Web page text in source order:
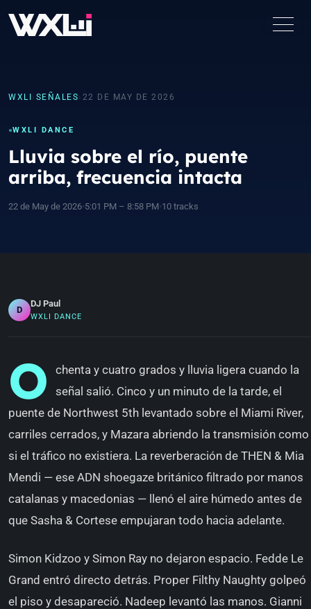
WXLI › SEÑALES › 22 DE MAY DE 2026
WXLI DANCE
Lluvia sobre el río, puente
arriba, frecuencia intacta
22 de May de 2026•5:01 PM – 8:58 PM•10 tracks
D
DJ Paul
WXLI DANCE
O
chenta y cuatro grados y lluvia ligera cuando la
señal salió. Cinco y un minuto de la tarde, el
puente de Northwest 5th levantado sobre el Miami River,
carriles cerrados, y Mazara abriendo la transmisión como
si el tráfico no existiera. La reverberación de THEN & Mia
Mendi — ese ADN shoegaze británico filtrado por manos
catalanas y macedonias — llenó el aire húmedo antes de
que Sasha & Cortese empujaran todo hacia adelante.
Simon Kidzoo y Simon Ray no dejaron espacio. Fedde Le
Grand entró directo detrás. Proper Filthy Naughty golpeó
el piso y desapareció. Nadeep levantó las manos. Gianni